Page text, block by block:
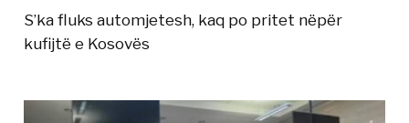
S’ka fluks automjetesh, kaq po pritet nëpër
kufijtë e Kosovës